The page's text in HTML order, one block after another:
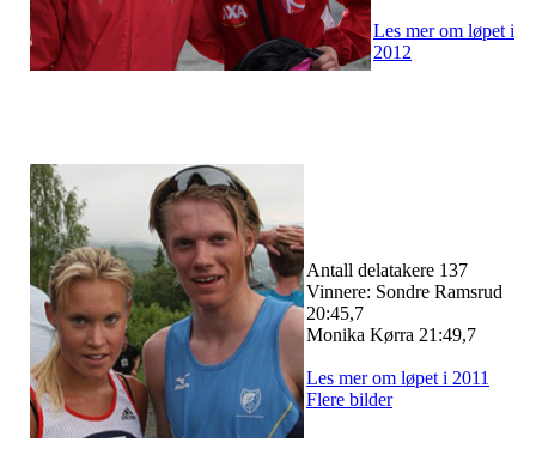
Les mer om løpet i
2012
Antall delatakere 137
Vinnere: Sondre Ramsrud
20:45,7
Monika Kørra 21:49,7
Les mer om løpet i 2011
Flere bilder